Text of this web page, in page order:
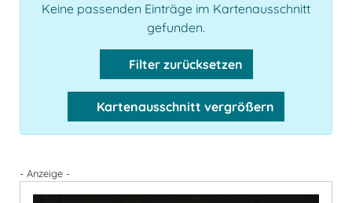
Keine passenden Einträge im Kartenausschnitt
gefunden.
Filter zurücksetzen
Kartenausschnitt vergrößern
- Anzeige -